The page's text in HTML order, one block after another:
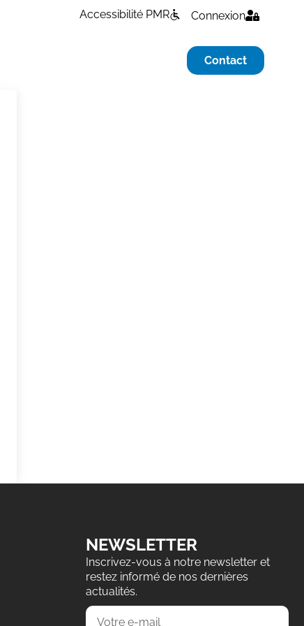
Accessibilité PMR Connexion
Contact
NEWSLETTER
Inscrivez-vous à notre newsletter et
restez informé de nos dernières
actualités.